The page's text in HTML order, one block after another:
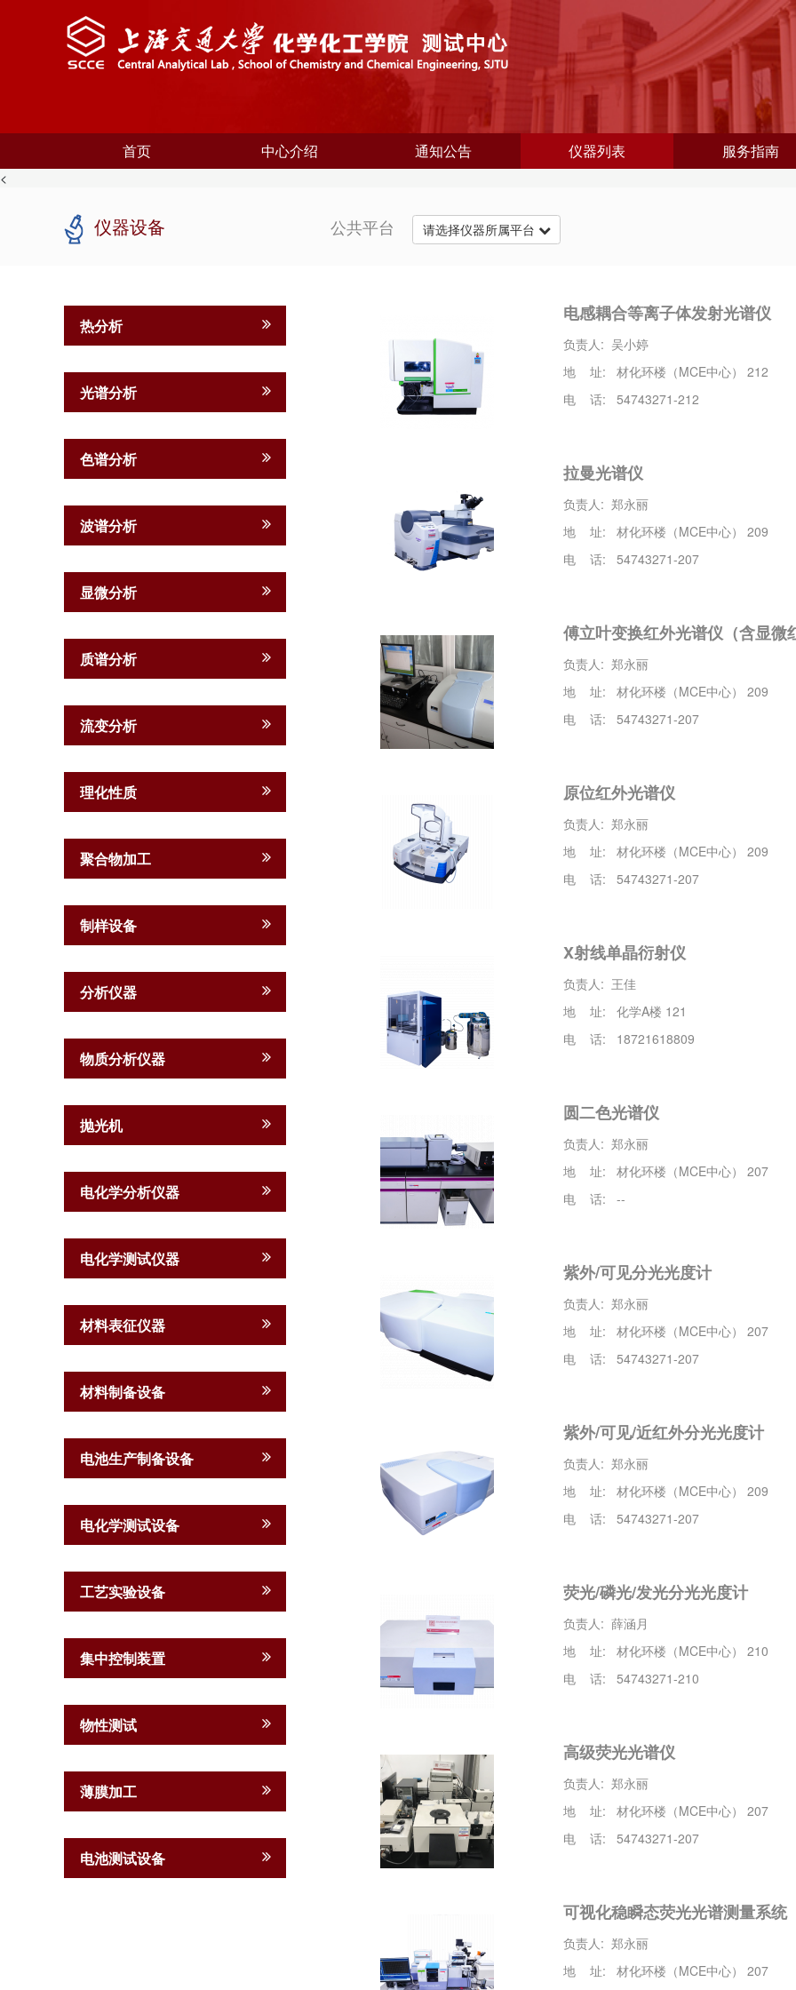
首页 中心介绍 通知公告 仪器列表 服务指南
<
仪器设备 公共平台 请选择仪器所属平台
热分析
光谱分析
色谱分析
波谱分析
显微分析
质谱分析
流变分析
理化性质
聚合物加工
制样设备
分析仪器
物质分析仪器
抛光机
电化学分析仪器
电化学测试仪器
材料表征仪器
材料制备设备
电池生产制备设备
电化学测试设备
工艺实验设备
集中控制装置
物性测试
薄膜加工
电池测试设备
电感耦合等离子体发射光谱仪
负责人: 吴小婷
地 址: 材化环楼（MCE中心） 212
电 话: 54743271-212
拉曼光谱仪
负责人: 郑永丽
地 址: 材化环楼（MCE中心） 209
电 话: 54743271-207
傅立叶变换红外光谱仪（含显微
负责人: 郑永丽
地 址: 材化环楼（MCE中心） 209
电 话: 54743271-207
原位红外光谱仪
负责人: 郑永丽
地 址: 材化环楼（MCE中心） 209
电 话: 54743271-207
X射线单晶衍射仪
负责人: 王佳
地 址: 化学A楼 121
电 话: 18721618809
圆二色光谱仪
负责人: 郑永丽
地 址: 材化环楼（MCE中心） 207
电 话: --
紫外/可见分光光度计
负责人: 郑永丽
地 址: 材化环楼（MCE中心） 207
电 话: 54743271-207
紫外/可见/近红外分光光度计
负责人: 郑永丽
地 址: 材化环楼（MCE中心） 209
电 话: 54743271-207
荧光/磷光/发光分光光度计
负责人: 薛涵月
地 址: 材化环楼（MCE中心） 210
电 话: 54743271-210
高级荧光光谱仪
负责人: 郑永丽
地 址: 材化环楼（MCE中心） 207
电 话: 54743271-207
可视化稳瞬态荧光光谱测量系统
负责人: 郑永丽
地 址: 材化环楼（MCE中心） 207